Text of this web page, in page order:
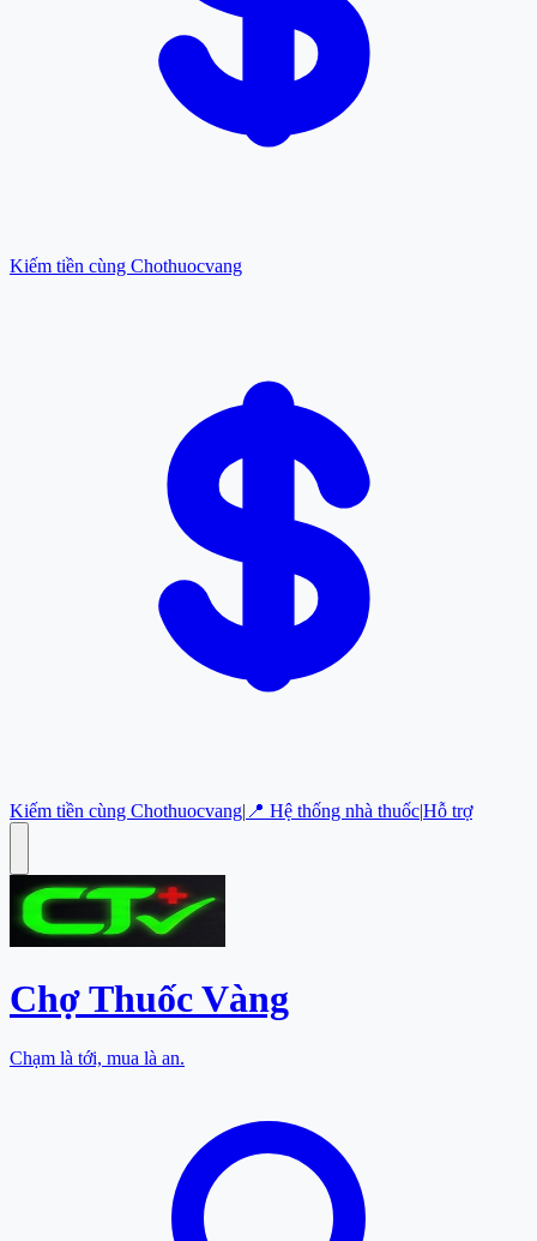
Kiếm tiền cùng Chothuocvang
Kiếm tiền cùng Chothuocvang| 📍 Hệ thống nhà thuốc|Hỗ trợ
Chợ ThuốcVàng
Chạm là tới, mua là an.